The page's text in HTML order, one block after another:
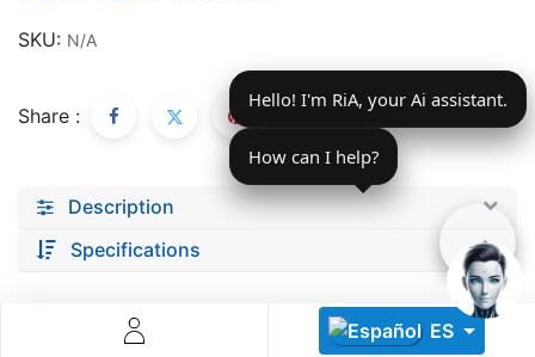
ES
SKU: N/A
Share :
Description
Specifications
Platformă integrată pentru managementul flotei de roboți
Monitorizare în timp real și analiză date
Conectează roboți, software și servicii într-o singură
Scalabil de la 1 robot la zeci de unități
Hello! I'm RiA, your Ai assistant.
How can I help?